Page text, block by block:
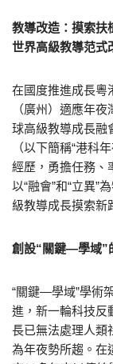
教導改造：摸索扶
世界高級教導范式
在國度推進成長粵
（廣州）適應年
球高級教導成長融
（以下簡稱“港科
經歷，勇擔任務、
以“融會”和“立異”
級教導成長摸索新
創設“關鍵—學域”
“關鍵—學域”學術
進，新一輪科技反
長已無法處理人類
為年夜勢所趨。在